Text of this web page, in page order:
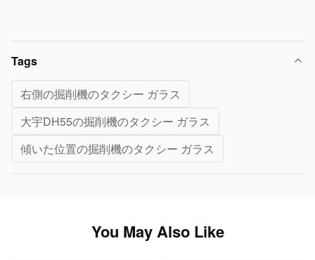
Tags
右側の掘削機のタクシー ガラス
大宇DH55の掘削機のタクシー ガラス
傾いた位置の掘削機のタクシー ガラス
You May Also Like